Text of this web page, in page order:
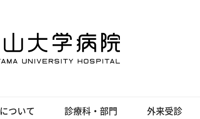
ついて 診療科・部門 外来受診